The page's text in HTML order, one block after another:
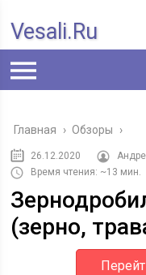
Vesali.ru
Главная › Обзоры ›
26.12.2020
Время чтения: ~13 мин.
(зерно,